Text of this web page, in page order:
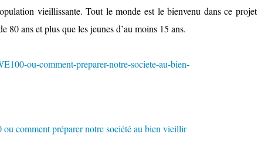
vieillissante. Tout le monde est le bienvenu dans ce projet
80 ans et plus que les jeunes d’au moins 15 ans.
ou-comment-preparer-notre-societe-au-bien-